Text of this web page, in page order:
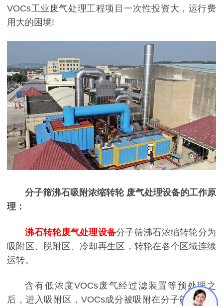
VOCs工业废气处理工程项目一次性投资大，运行费
用大的困境!
分子筛沸石吸附浓缩转轮 废气处理设备的工作原
理：
沸石转轮废气处理设备分子筛沸石浓缩转轮分为
吸附区、脱附区、冷却再生区，转轮在各个区域连续
运转。
含有低浓度VOCs废气经过滤装置等预处理之
后，进入吸附区，VOCs成分被吸附在分子筛中，已